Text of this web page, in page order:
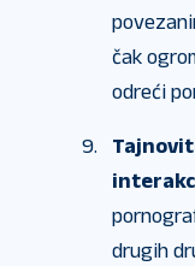
čak
odreći
drugih